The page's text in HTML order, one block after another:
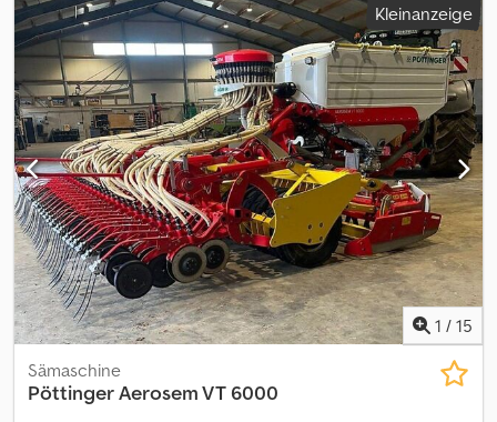
Kleinanzeige
1 / 15
Sämaschine
PöttingerAerosem VT 6000